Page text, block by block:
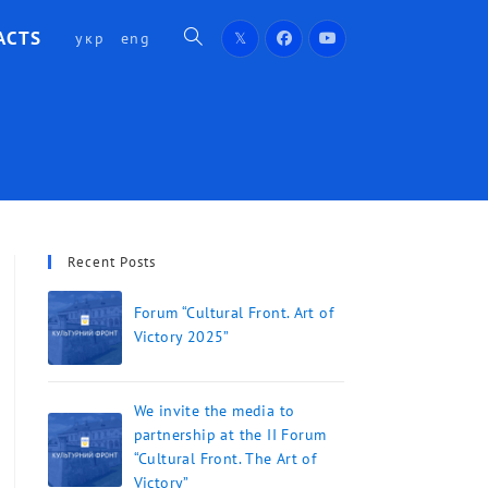
укр eng
Recent Posts
Forum “Cultural Front. Art of
Victory 2025”
We invite the media to
partnership at the II Forum
“Cultural Front. The Art of
Victory”